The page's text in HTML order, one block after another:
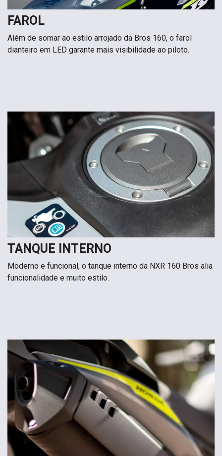
FAROL
Além de somar ao estilo arrojado da Bros 160, o farol
dianteiro em LED garante mais visibilidade ao piloto.
TANQUE INTERNO
Moderno e funcional, o tanque interno da NXR 160 Bros alia
funcionalidade e muito estilo.